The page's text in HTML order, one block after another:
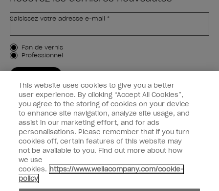
Saisissez votre adresse e-mail *
Type de client
Fan de vernis
Professionnel
Informations clients
Connectez-Vous
facebookinstagramyoutube
Ne pas partager ou vendre des informations personnelles
This website uses cookies to give you a better
user experience. By clicking “Accept All Cookies”,
you agree to the storing of cookies on your device
to enhance site navigation, analyze site usage, and
assist in our marketing effort, and for ads
personalisations. Please remember that if you turn
cookies off, certain features of this website may
not be available to you. Find out more about how
we use
cookies. https://www.wellacompany.com/cookie-
policy